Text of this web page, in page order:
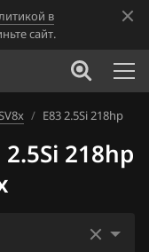
в
сайт.
/ E83 2.5Si 218hp
218hp